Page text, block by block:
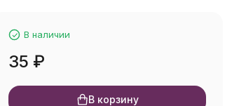
В наличии
35 ₽
В корзину